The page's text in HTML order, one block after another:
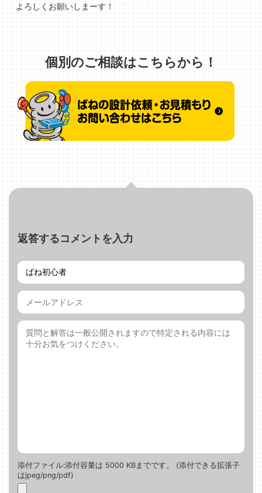
よろしくお願いしまーす！
個別のご相談はこちらから！
返答するコメントを入力
添付ファイル:添付容量は 5000 KBまでです。 (添付できる拡張子
はjpeg/png/pdf)